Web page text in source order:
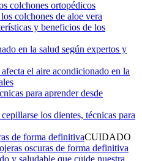
colchones ortopédicos
y beneficios de los
el aire acondicionado en la
los dientes, técnicas para
CUIDADO
oscuras de forma definitiva